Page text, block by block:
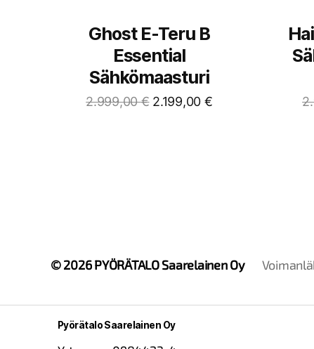
Ghost E-Teru B
Essential
Sähkömaasturi
2.999,00€ 2.199,00 €
© 2026PYÖRÄTALO Saarelainen Oy
Pyörätalo Saarelainen Oy